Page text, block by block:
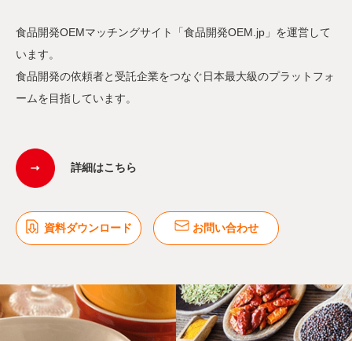
食品開発OEMマッチングサイト「食品開発OEM.jp」を運営して
います。
食品開発の依頼者と受託企業をつなぐ日本最大級のプラットフォ
ームを目指しています。
詳細はこちら
資料ダウンロード お問い合わせ